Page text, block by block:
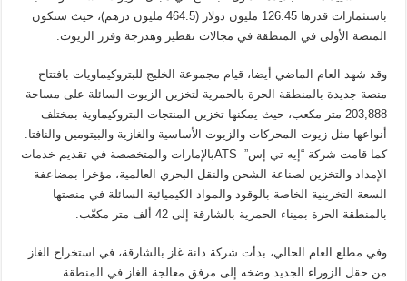
باستثمارات قدرها 126.45 مليون دولار (464.5 مليون درهم)، حيث ستكون
المنصة الأولى في المنطقة في مجالات تقطير وهدرجة وفرز الزيوت.
وقد شهد العام الماضي أيضا، قيام مجموعة الخليج للبتروكيماويات بافتتاح
منصة جديدة بالمنطقة الحرة بالحمرية لتخزين الزيوت السائلة على مساحة
203,888 متر مكعب، حيث يمكنها تخزين المنتجات البتروكيماوية بمختلف
أنواعها مثل زيوت المحركات والزيوت الأساسية والغازية والبيتومين والنافتا.
كما قامت شركة “إيه تي إس”
ATSبالإمارات والمتخصصة في تقديم خدمات
الإمداد والتخزين لصناعة الشحن والنقل البحري العالمية، مؤخرا بمضاعفة
السعة التخزينية الخاصة بالوقود والمواد الكيميائية السائلة في منصتها
بالمنطقة الحرة بميناء الحمرية بالشارقة إلى 42 ألف متر مكعّب.
وفي مطلع العام الحالي، بدأت شركة دانة غاز بالشارقة، في استخراج الغاز
من حقل الزوراء الجديد وضخه إلى مرفق معالجة الغاز في المنطقة